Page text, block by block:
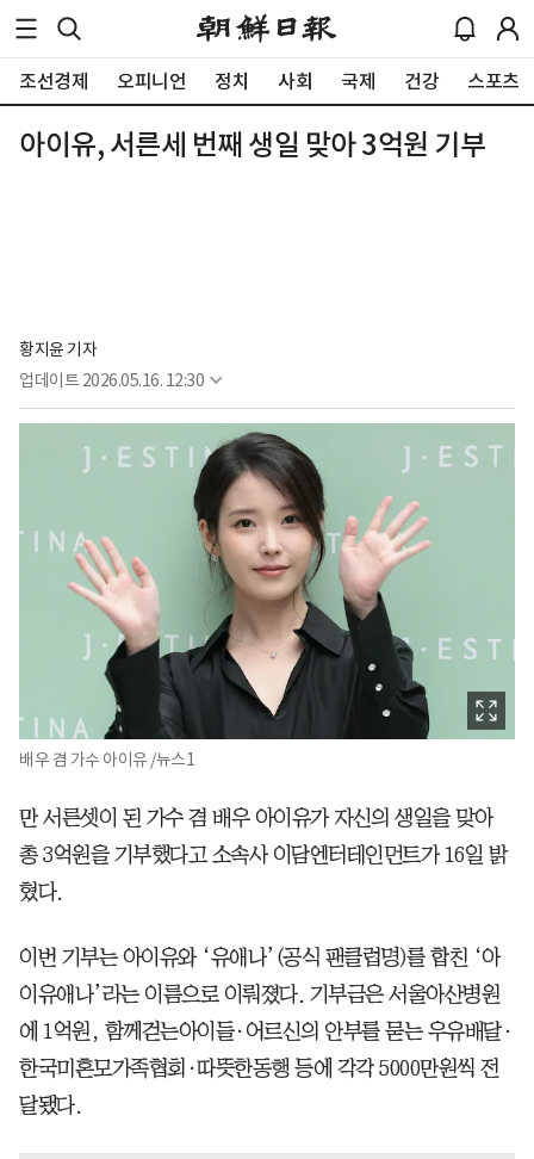
조선경제 오피니언 정치 사회 국제 건강 스포츠
아이유, 서른세 번째 생일 맞아 3억원 기부
황지윤 기자
업데이트 2026.05.16. 12:30
배우 겸 가수 아이유 /뉴스1
만 서른셋이 된 가수 겸 배우 아이유가 자신의 생일을 맞아
총 3억원을 기부했다고 소속사 이담엔터테인먼트가 16일 밝
혔다.
이번 기부는 아이유와 ‘유애나’(공식 팬클럽명)를 합친 ‘아
이유애나’라는 이름으로 이뤄졌다. 기부금은 서울아산병원
에 1억원, 함께걷는아이들·어르신의 안부를 묻는 우유배달·
한국미혼모가족협회·따뜻한동행 등에 각각 5000만원씩 전
달됐다.